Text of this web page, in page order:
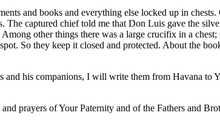
and books and everything else locked up in
captured chief told me that Don Luis gave the
other things there was a large crucifix in a
So they keep it closed and protected. About the
his companions, I will write them from Havana to
prayers of Your Paternity and of the Fathers and